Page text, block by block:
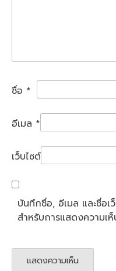
ชื่อ *
อีเมล *
เว็บไซต์
บันทึกชื่อ, อีเมล และชื่อเ
สำหรับการแสดงความเ